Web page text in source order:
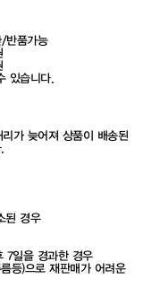
반품가능
있습니다.
가 늦어져 상품이 배송된
된 경우
7일을 경과한 경우
등)으로 재판매가 어려운